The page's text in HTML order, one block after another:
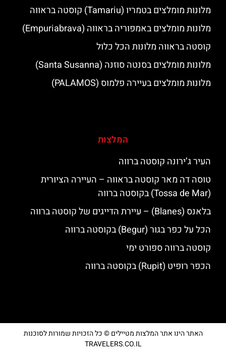
מלונות מומלצים בטמריו (Tamariu) קוסטה בראווה
מלונות מומלצים באמפוריה בראווה (Empuriabrava)
קוסטה בראווה מלונות הכל כלול
מלונות מומלצים בסנטה סוזנה (Santa Susanna)
מלונות מומלצים בעיירה פלמוס (PALAMOS)
המלצות
העיר ג’ירונה קוסטה ברווה
טוסה דה מאר קוסטה בראווה – העיירה הציורית
(Tossa de Mar) בקוסטה ברווה
בלאנס (Blanes) – עיירת הדייגים של קוסטה ברווה
הכל על כפר בגור (Begur) בקוסטה ברווה
קוסטה ברווה ספורט ימי
הכפר רופיט (Rupit) בקוסטה ברווה
האתר הינו אתר המלצות מטיילים © כל הזכויות שמורות לסוכנות
TRAVELERS.CO.IL